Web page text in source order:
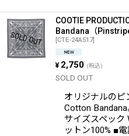
COOTIE
Bandana（
[CTE-24A517]
¥ 2,750 (税込)
SOLD OUT
オリジナルのピ
Cotton
サイズスペック
ットン100% ■